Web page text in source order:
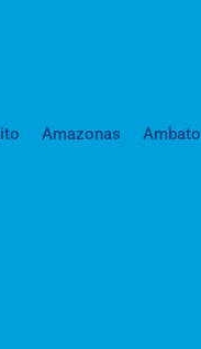
Amazonas Ambato